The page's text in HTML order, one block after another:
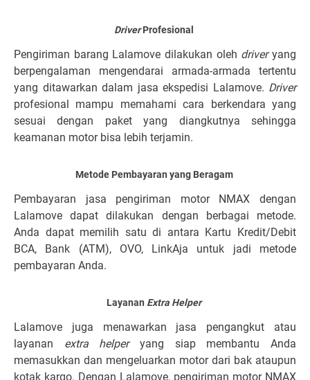
DriverProfesional
Pengiriman barang Lalamove dilakukan oleh driveryang
berpengalaman mengendarai armada-armada tertentu
yang ditawarkan dalam jasa ekspedisi Lalamove. Driver
profesional mampu memahami cara berkendara yang
sesuai dengan paket yang diangkutnya sehingga
keamanan motor bisa lebih terjamin.
Metode Pembayaran yang Beragam
Pembayaran jasa pengiriman motor NMAX dengan
Lalamove dapat dilakukan dengan berbagai metode.
Anda dapat memilih satu di antara Kartu Kredit/Debit
BCA, Bank (ATM), OVO, LinkAja untuk jadi metode
pembayaran Anda.
Layanan Extra Helper
Lalamove juga menawarkan jasa pengangkut atau
layanan extra helperyang siap membantu Anda
memasukkan dan mengeluarkan motor dari bak ataupun
kotak kargo. Dengan Lalamove, pengiriman motor NMAX